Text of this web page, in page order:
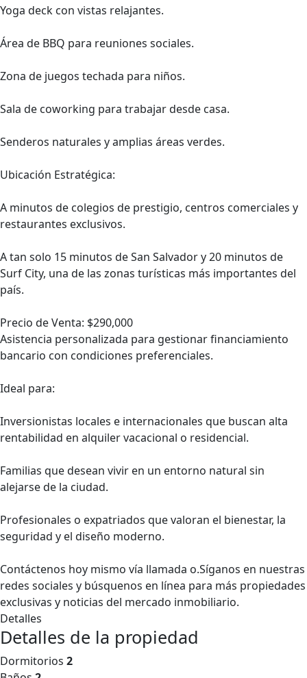
Yoga deck con vistas relajantes.
Área de BBQ para reuniones sociales.
Zona de juegos techada para niños.
Sala de coworking para trabajar desde casa.
Senderos naturales y amplias áreas verdes.
Ubicación Estratégica:
A minutos de colegios de prestigio, centros comerciales y
restaurantes exclusivos.
A tan solo 15 minutos de San Salvador y 20 minutos de
Surf City, una de las zonas turísticas más importantes del
país.
Precio de Venta: $290,000
Asistencia personalizada para gestionar financiamiento
bancario con condiciones preferenciales.
Ideal para:
Inversionistas locales e internacionales que buscan alta
rentabilidad en alquiler vacacional o residencial.
Familias que desean vivir en un entorno natural sin
alejarse de la ciudad.
Profesionales o expatriados que valoran el bienestar, la
seguridad y el diseño moderno.
Contáctenos hoy mismo vía llamada o.Síganos en nuestras
redes sociales y búsquenos en línea para más propiedades
exclusivas y noticias del mercado inmobiliario.
Detalles
Detalles de la propiedad
Dormitorios 2